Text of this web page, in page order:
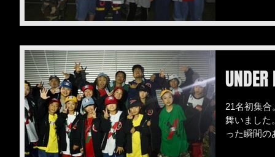
21名初集
舞いました
った瞬間の